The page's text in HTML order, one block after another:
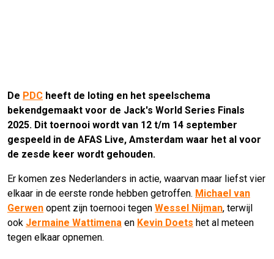
De PDC heeft de loting en het speelschema
bekendgemaakt voor de Jack's World Series Finals
2025. Dit toernooi wordt van 12 t/m 14 september
gespeeld in de AFAS Live, Amsterdam waar het al voor
de zesde keer wordt gehouden.
Er komen zes Nederlanders in actie, waarvan maar liefst vier
elkaar in de eerste ronde hebben getroffen. Michael van
Gerwen opent zijn toernooi tegen Wessel Nijman, terwijl
ook Jermaine Wattimena en Kevin Doets het al meteen
tegen elkaar opnemen.